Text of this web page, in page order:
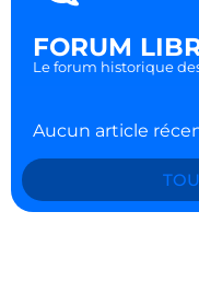
FORUM
Le forum historique
Aucun article